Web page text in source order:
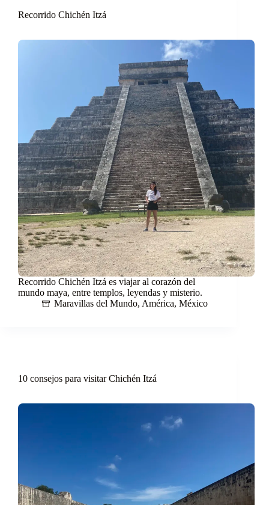
Recorrido Chichén Itzá
Recorrido Chichén Itzá es viajar al corazón del
mundo maya, entre templos, leyendas y misterio.
Maravillas del Mundo, América, México
10 consejos para visitar Chichén Itzá